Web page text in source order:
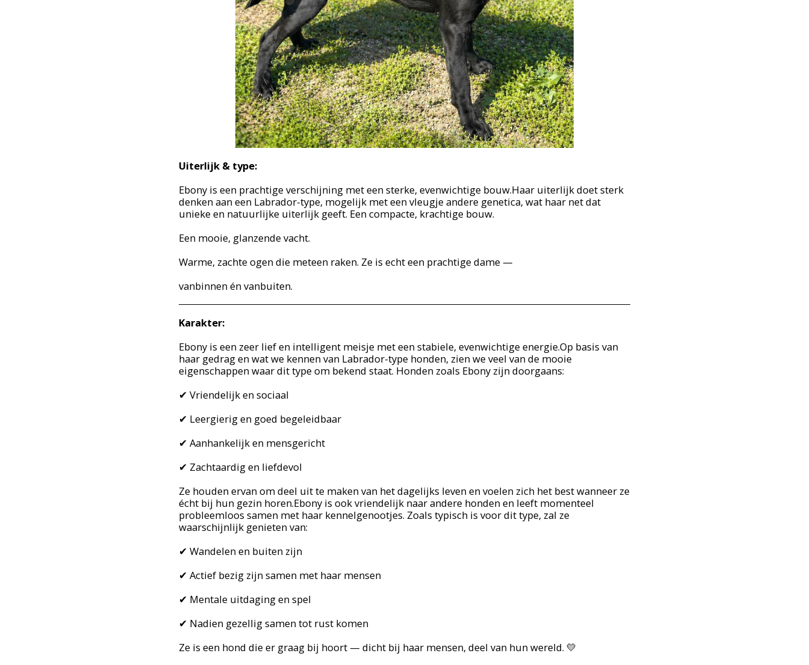
Uiterlijk & type:
Ebony is een prachtige verschijning met een sterke, evenwichtige bouw.Haar uiterlijk doet sterk
denken aan een Labrador-type, mogelijk met een vleugje andere genetica, wat haar net dat
unieke en natuurlijke uiterlijk geeft. Een compacte, krachtige bouw.
Een mooie, glanzende vacht.
Warme, zachte ogen die meteen raken. Ze is echt een prachtige dame —
vanbinnen én vanbuiten.
Karakter:
Ebony is een zeer lief en intelligent meisje met een stabiele, evenwichtige energie.Op basis van
haar gedrag en wat we kennen van Labrador-type honden, zien we veel van de mooie
eigenschappen waar dit type om bekend staat. Honden zoals Ebony zijn doorgaans:
✔ Vriendelijk en sociaal
✔ Leergierig en goed begeleidbaar
✔ Aanhankelijk en mensgericht
✔ Zachtaardig en liefdevol
Ze houden ervan om deel uit te maken van het dagelijks leven en voelen zich het best wanneer ze
écht bij hun gezin horen.Ebony is ook vriendelijk naar andere honden en leeft momenteel
probleemloos samen met haar kennelgenootjes. Zoals typisch is voor dit type, zal ze
waarschijnlijk genieten van:
✔ Wandelen en buiten zijn
✔ Actief bezig zijn samen met haar mensen
✔ Mentale uitdaging en spel
✔ Nadien gezellig samen tot rust komen
Ze is een hond die er graag bij hoort — dicht bij haar mensen, deel van hun wereld. 💛